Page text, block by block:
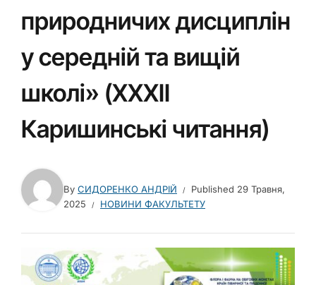
природничих дисциплін
у середній та вищій
школі» (XXХIІ
Каришинські читання)
By СИДОРЕНКО АНДРІЙ Published 29 Травня,
2025
НОВИНИ ФАКУЛЬТЕТУ